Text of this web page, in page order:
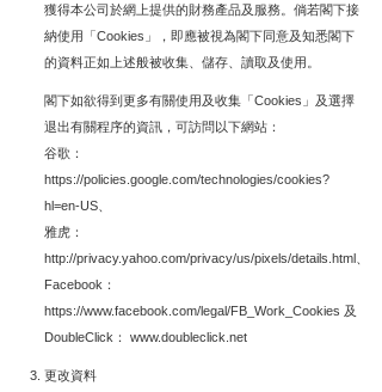
獲得本公司於網上提供的財務產品及服務。倘若閣下接
納使用「Cookies」，即應被視為閣下同意及知悉閣下
的資料正如上述般被收集、儲存、讀取及使用。
閣下如欲得到更多有關使用及收集「Cookies」及選擇
退出有關程序的資訊，可訪問以下網站：
谷歌：
https://policies.google.com/technologies/cookies?
hl=en-US、
雅虎：
http://privacy.yahoo.com/privacy/us/pixels/details.html、
Facebook：
https://www.facebook.com/legal/FB_Work_Cookies 及
DoubleClick： www.doubleclick.net
更改資料